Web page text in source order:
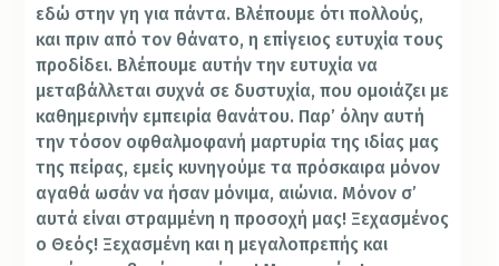
εδώ στην γη για πάντα. Βλέπουμε ότι πολλούς,
και πριν από τον θάνατο, η επίγειος ευτυχία τους
προδίδει. Βλέπουμε αυτήν την ευτυχία να
μεταβάλλεται συχνά σε δυστυχία, που ομοιάζει με
καθημερινήν εμπειρία θανάτου. Παρ’ όλην αυτή
την τόσον οφθαλμοφανή μαρτυρία της ιδίας μας
της πείρας, εμείς κυνηγούμε τα πρόσκαιρα μόνον
αγαθά ωσάν να ήσαν μόνιμα, αιώνια. Μόνον σ’
αυτά είναι στραμμένη η προσοχή μας! Ξεχασμένος
ο Θεός! Ξεχασμένη και η μεγαλοπρεπής και